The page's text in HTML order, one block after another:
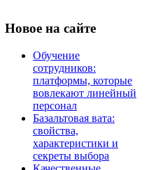
Новое на сайте
Обучение
сотрудников:
платформы, которые
вовлекают линейный
персонал
Базальтовая вата:
свойства,
характеристики и
секреты выбора